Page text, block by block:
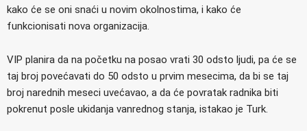
kako će se oni snaći u novim okolnostima, i kako će
funkcionisati nova organizacija.
VIP planira da na početku na posao vrati 30 odsto ljudi, pa će se
taj broj povećavati do 50 odsto u prvim mesecima, da bi se taj
broj narednih meseci uvećavao, a da će povratak radnika biti
pokrenut posle ukidanja vanrednog stanja, istakao je Turk.